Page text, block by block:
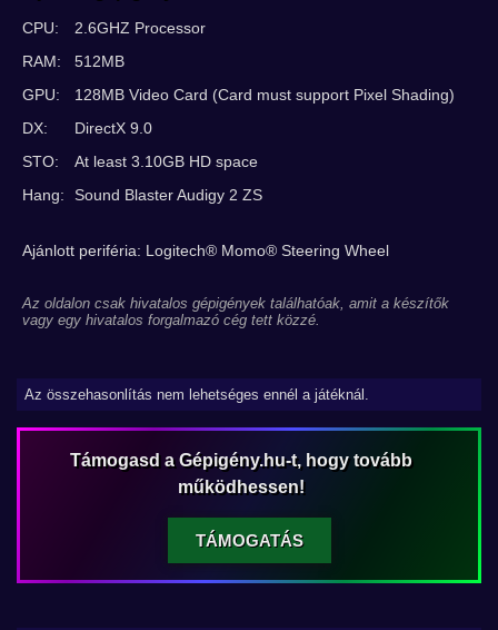
CPU:
2.6GHZ Processor
RAM:
512MB
GPU:
128MB Video Card (Card must support Pixel Shading)
DX:
DirectX 9.0
STO:
At least 3.10GB HD space
Hang:
Sound Blaster Audigy 2 ZS
Ajánlott periféria: Logitech® Momo® Steering Wheel
Az oldalon csak hivatalos gépigények találhatóak, amit a készítők
vagy egy hivatalos forgalmazó cég tett közzé.
Az összehasonlítás nem lehetséges ennél a játéknál.
Támogasd a Gépigény.hu-t, hogy tovább
működhessen!
TÁMOGATÁS